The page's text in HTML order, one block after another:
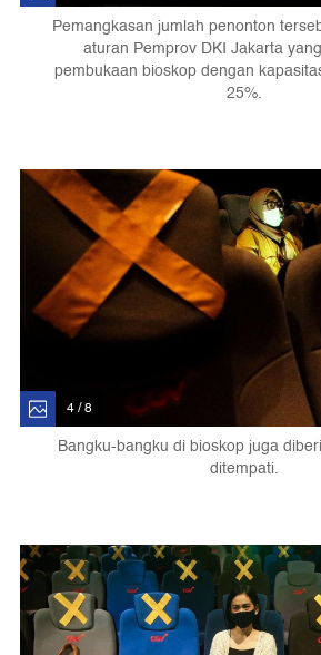
Pemangkasan jumlah penonton
aturan Pemprov DKI Jakarta
pembukaan bioskop dengan
25%.
4 / 8
Bangku-bangku di bioskop juga
ditempati.